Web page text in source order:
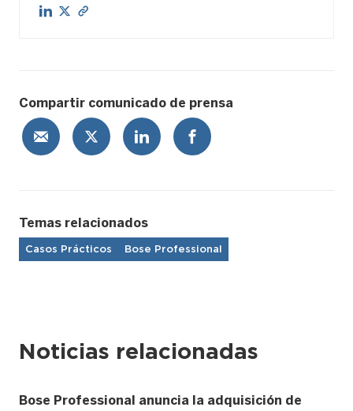
Compartir comunicado de prensa
Temas relacionados
Casos Prácticos Bose Professional
Noticias relacionadas
Bose Professional anuncia la adquisición de